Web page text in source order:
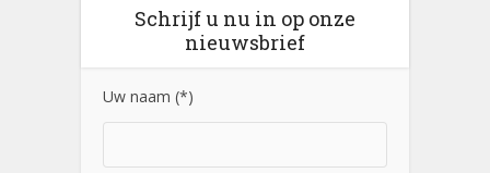
Schrijf u nu in op onze
nieuwsbrief
Uw naam (*)